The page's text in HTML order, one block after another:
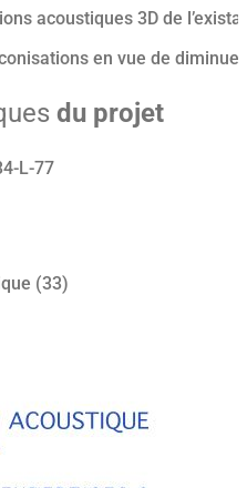
acoustiques 3D de
en vue de
du projet
L-77
(33)